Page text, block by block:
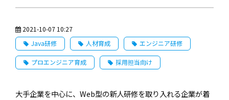
2021-10-07 10:27
Java研修
人材育成 エンジニア研修
プロエンジニア育成 採用担当向け
大手企業を中心に、Web型の新人研修を取り入れる企業が着